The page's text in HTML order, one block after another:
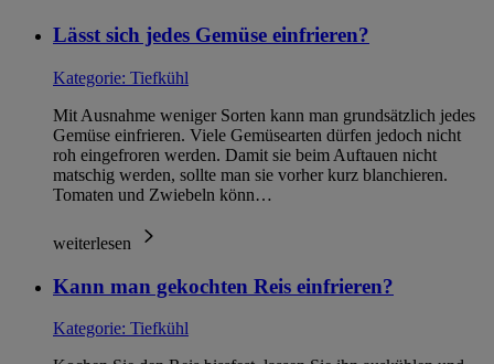
Lässt sich jedes Gemüse einfrieren?
Kategorie: Tiefkühl
Mit Ausnahme weniger Sorten kann man grundsätzlich jedes
Gemüse einfrieren. Viele Gemüsearten dürfen jedoch nicht
roh eingefroren werden. Damit sie beim Auftauen nicht
matschig werden, sollte man sie vorher kurz blanchieren.
Tomaten und Zwiebeln könn…
weiterlesen
Kann man gekochten Reis einfrieren?
Kategorie: Tiefkühl